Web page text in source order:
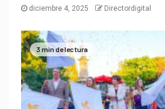
diciembre 4, 2025 Directordigital
3 min de lectura